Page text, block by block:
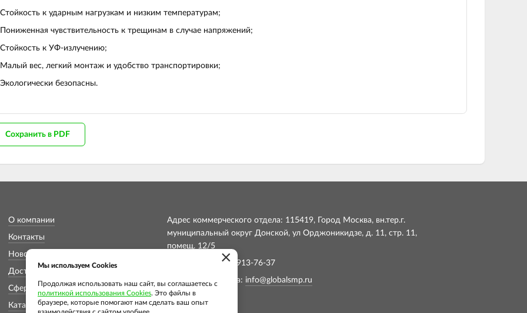
Стойкость к ударным нагрузкам и низким температурам;
Пониженная чувствительность к трещинам в случае напряжений;
Стойкость к УФ-излучению;
Малый вес, легкий монтаж и удобство транспортировки;
Экологически безопасны.
Сохранить в PDF
О компании
Контакты
Новости
Доставка и оплата
Сферы применения
Каталог
Адрес коммерческого отдела: 115419, Город Москва, вн.тер.г.
муниципальный округ Донской, ул Орджоникидзе, д. 11, стр. 11,
помещ. 12/5
Телефон: +7 (913) 913-76-37
Электронная почта: info@globalsmp.ru
×
Мы используем Cookies
Продолжая использовать наш сайт, вы соглашаетесь с
политикой использования Cookies. Это файлы в
браузере, которые помогают нам сделать ваш опыт